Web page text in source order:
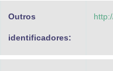
Outros
identificadores: